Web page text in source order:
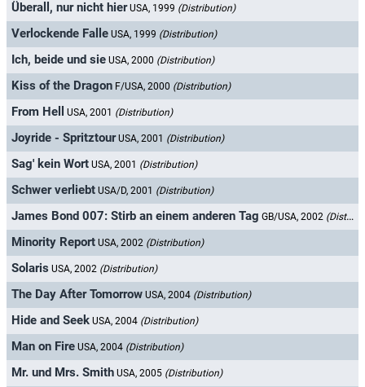
Überall, nur nicht hier USA, 1999 (Distribution)
Verlockende Falle USA, 1999 (Distribution)
Ich, beide und sie USA, 2000 (Distribution)
Kiss of the Dragon F/USA, 2000 (Distribution)
From Hell USA, 2001 (Distribution)
Joyride - Spritztour USA, 2001 (Distribution)
Sag' kein Wort USA, 2001 (Distribution)
Schwer verliebt USA/D, 2001 (Distribution)
James Bond 007: Stirb an einem anderen Tag GB/USA, 2002 (Distribution)
Minority Report USA, 2002 (Distribution)
Solaris USA, 2002 (Distribution)
The Day After Tomorrow USA, 2004 (Distribution)
Hide and Seek USA, 2004 (Distribution)
Man on Fire USA, 2004 (Distribution)
Mr. und Mrs. Smith USA, 2005 (Distribution)